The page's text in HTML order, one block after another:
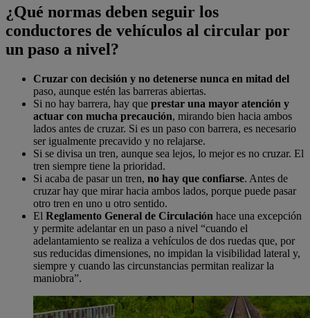
¿Qué normas deben seguir los
conductores de vehículos al circular por
un paso a nivel?
Cruzar con decisión y no detenerse nunca en mitad del
paso, aunque estén las barreras abiertas.
Si no hay barrera, hay que prestar una mayor atención y
actuar con mucha precaución, mirando bien hacia ambos
lados antes de cruzar. Si es un paso con barrera, es necesario
ser igualmente precavido y no relajarse.
Si se divisa un tren, aunque sea lejos, lo mejor es no cruzar. El
tren siempre tiene la prioridad.
Si acaba de pasar un tren, no hay que confiarse. Antes de
cruzar hay que mirar hacia ambos lados, porque puede pasar
otro tren en uno u otro sentido.
El Reglamento General de Circulación hace una excepción
y permite adelantar en un paso a nivel “cuando el
adelantamiento se realiza a vehículos de dos ruedas que, por
sus reducidas dimensiones, no impidan la visibilidad lateral y,
siempre y cuando las circunstancias permitan realizar la
maniobra”.